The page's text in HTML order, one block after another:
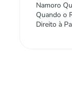
Namoro
Quando o
Direito à